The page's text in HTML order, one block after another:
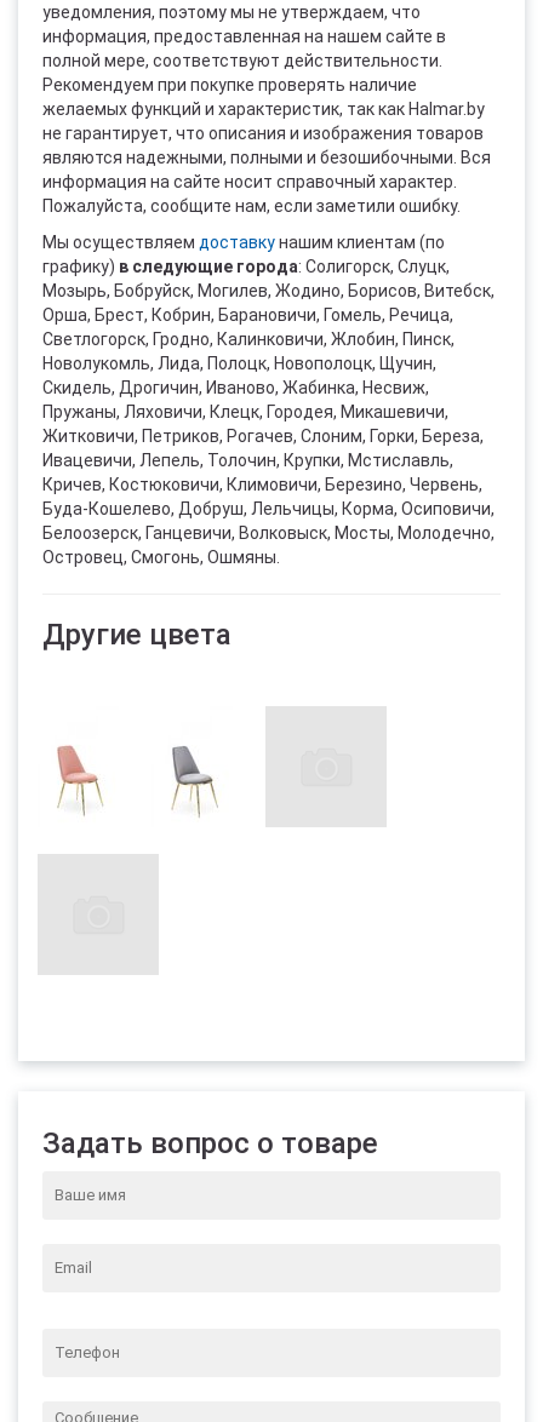
уведомления, поэтому мы не утверждаем, что
информация, предоставленная на нашем сайте в
полной мере, соответствуют действительности.
Рекомендуем при покупке проверять наличие
желаемых функций и характеристик, так как Halmar.by
не гарантирует, что описания и изображения товаров
являются надежными, полными и безошибочными. Вся
информация на сайте носит справочный характер.
Пожалуйста, сообщите нам, если заметили ошибку.
Мы осуществляем доставкунашим клиентам (по
графику) в следующие города: Солигорск, Слуцк,
Мозырь, Бобруйск, Могилев, Жодино, Борисов, Витебск,
Орша, Брест, Кобрин, Барановичи, Гомель, Речица,
Светлогорск, Гродно, Калинковичи, Жлобин, Пинск,
Новолукомль, Лида, Полоцк, Новополоцк, Щучин,
Скидель, Дрогичин, Иваново, Жабинка, Несвиж,
Пружаны, Ляховичи, Клецк, Городея, Микашевичи,
Житковичи, Петриков, Рогачев, Слоним, Горки, Береза,
Ивацевичи, Лепель, Толочин, Крупки, Мстиславль,
Кричев, Костюковичи, Климовичи, Березино, Червень,
Буда-Кошелево, Добруш, Лельчицы, Корма, Осиповичи,
Белоозерск, Ганцевичи, Волковыск, Мосты, Молодечно,
Островец, Смогонь, Ошмяны.
Другие цвета
Задать вопрос о товаре